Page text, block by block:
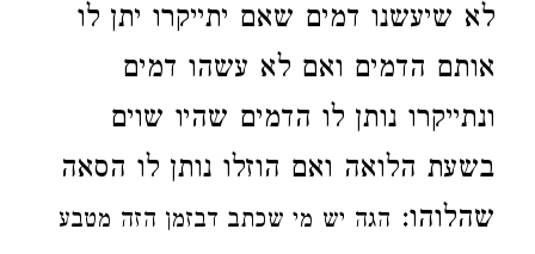
לא שיעשנו דמים שאם יתייקרו יתן לו
אותם הדמים ואם לא עשהו דמים
ונתייקרו נותן לו הדמים שהיו שוים
בשעת הלואה ואם הוזלו נותן לו הסאה
שהלוהו: הגה יש מי שכתב דבזמן הזה מטבע